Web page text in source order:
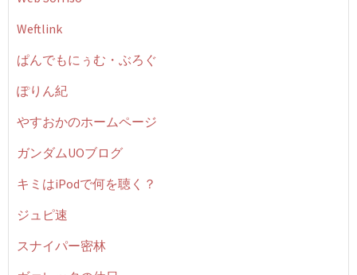
Weftlink
ぱんでもにぅむ・ぶろぐ
ぽりん紀
やすおかのホームページ
ガンダムUOブログ
キミはiPodで何を聴く？
ジュピ速
スナイパー密林